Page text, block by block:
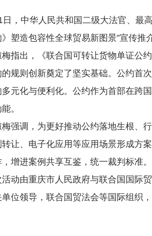
中华人民共和国二级大法官、最高
塑造包容性全球贸易新图景”宣传推
出，《联合国可转让货物单证公约
规则创新奠定了坚实基础。公约首
元化与便利化。公约作为首部在跨
。
调，为更好推动公约落地生根、行
让、电子化应用等应用场景形成方
增进案例共享互鉴，统一裁判标准。
由重庆市人民政府与联合国国际贸
单位领导，联合国贸法会等国际组织